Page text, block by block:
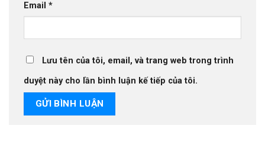
Email *
Lưu tên của tôi, email, và trang web trong trình
duyệt này cho lần bình luận kế tiếp của tôi.